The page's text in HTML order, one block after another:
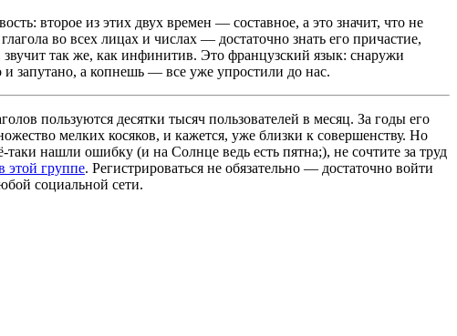
второе из этих двух времен — составное, а это значит, что не
во всех лицах и числах — достаточно знать его причастие,
звучит так же, как инфинитив. Это французский язык: снаружи
запутано, а копнешь — все уже упростили до нас.
пользуются десятки тысяч пользователей в месяц. За годы его
мелких косяков, и кажется, уже близки к совершенству. Но
таки нашли ошибку (и на Солнце ведь есть пятна;), не сочтите за труд
этой группе. Регистрироваться не обязательно — достаточно войти
социальной сети.